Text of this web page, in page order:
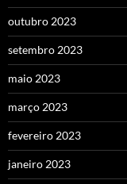
outubro 2023
setembro 2023
maio 2023
março 2023
fevereiro 2023
janeiro 2023